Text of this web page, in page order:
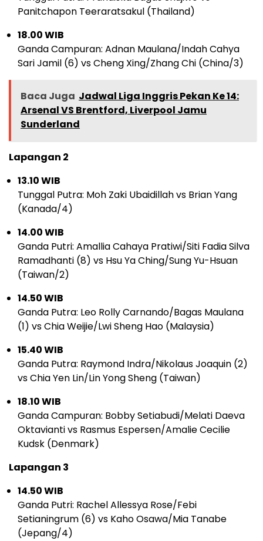
Panitchapon Teeraratsakul (Thailand)
18.00 WIB
Ganda Campuran: Adnan Maulana/Indah Cahya
Sari Jamil (6) vs Cheng Xing/Zhang Chi (China/3)
Baca Juga Jadwal Liga Inggris Pekan Ke 14:
Arsenal VS Brentford, Liverpool Jamu
Sunderland
Lapangan 2
13.10 WIB
Tunggal Putra: Moh Zaki Ubaidillah vs Brian Yang
(Kanada/4)
14.00 WIB
Ganda Putri: Amallia Cahaya Pratiwi/Siti Fadia Silva
Ramadhanti (8) vs Hsu Ya Ching/Sung Yu-Hsuan
(Taiwan/2)
14.50 WIB
Ganda Putra: Leo Rolly Carnando/Bagas Maulana
(1) vs Chia Weijie/Lwi Sheng Hao (Malaysia)
15.40 WIB
Ganda Putra: Raymond Indra/Nikolaus Joaquin (2)
vs Chia Yen Lin/Lin Yong Sheng (Taiwan)
18.10 WIB
Ganda Campuran: Bobby Setiabudi/Melati Daeva
Oktavianti vs Rasmus Espersen/Amalie Cecilie
Kudsk (Denmark)
Lapangan 3
14.50 WIB
Ganda Putri: Rachel Allessya Rose/Febi
Setianingrum (6) vs Kaho Osawa/Mia Tanabe
(Jepang/4)